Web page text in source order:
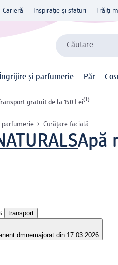
Carieră Inspirație și sfaturi Trăiți
Căutare
Îngrijire și parfumerie Păr
gratuit de la 150 Lei(1)
parfumerie Curățare facială
Apă
transport
dmnemajorat din 17.03.2026